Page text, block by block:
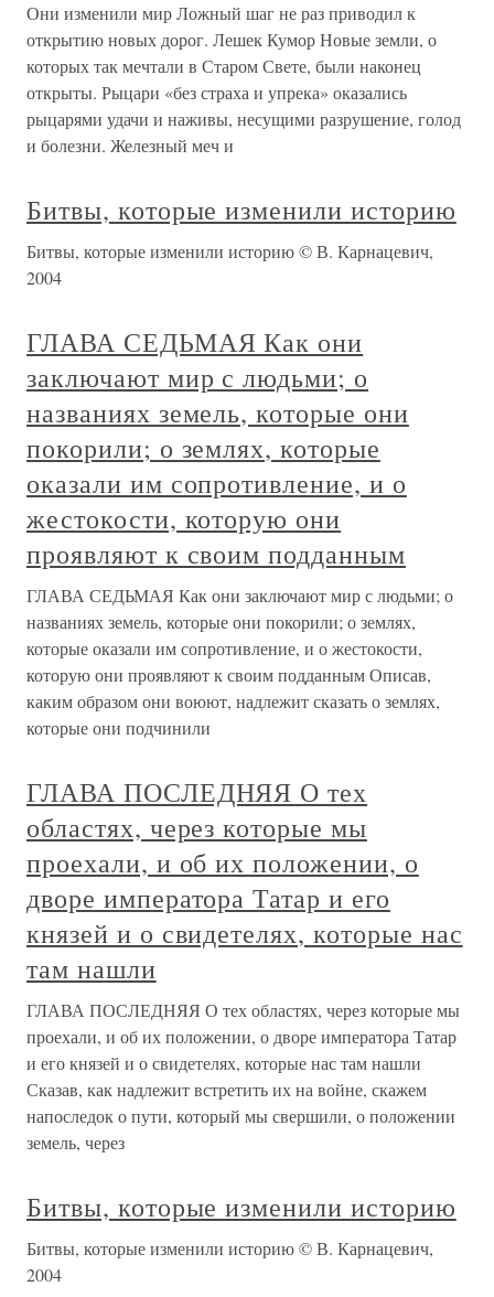
Они изменили мир Ложный шаг не раз приводил к
открытию новых дорог. Лешек Кумор Новые земли, о
которых так мечтали в Старом Свете, были наконец
открыты. Рыцари «без страха и упрека» оказались
рыцарями удачи и наживы, несущими разрушение, голод
и болезни. Железный меч и
Битвы, которые изменили историю
Битвы, которые изменили историю © В. Карнацевич,
2004
ГЛАВА СЕДЬМАЯ Как они
заключают мир с людьми; о
названиях земель, которые они
покорили; о землях, которые
оказали им сопротивление, и о
жестокости, которую они
проявляют к своим подданным
ГЛАВА СЕДЬМАЯ Как они заключают мир с людьми; о
названиях земель, которые они покорили; о землях,
которые оказали им сопротивление, и о жестокости,
которую они проявляют к своим подданным Описав,
каким образом они воюют, надлежит сказать о землях,
которые они подчинили
ГЛАВА ПОСЛЕДНЯЯ О тех
областях, через которые мы
проехали, и об их положении, о
дворе императора Татар и его
князей и о свидетелях, которые нас
там нашли
ГЛАВА ПОСЛЕДНЯЯ О тех областях, через которые мы
проехали, и об их положении, о дворе императора Татар
и его князей и о свидетелях, которые нас там нашли
Сказав, как надлежит встретить их на войне, скажем
напоследок о пути, который мы свершили, о положении
земель, через
Битвы, которые изменили историю
Битвы, которые изменили историю © В. Карнацевич,
2004